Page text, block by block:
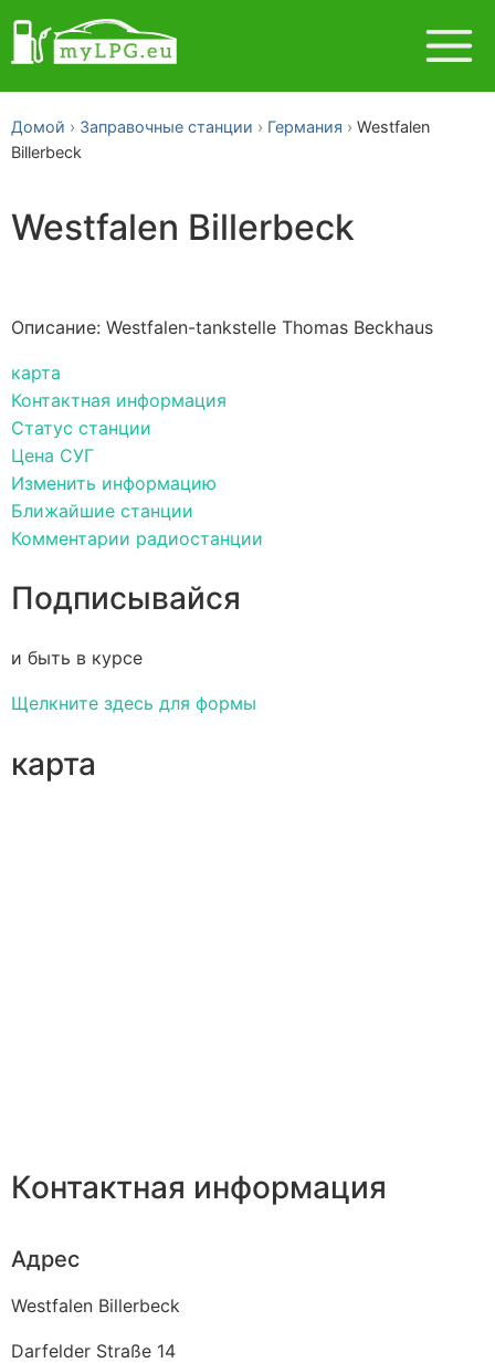
Домой Заправочные станции Германия
Westfalen
Billerbeck
Westfalen Billerbeck
Описание: Westfalen-tankstelle Thomas Beckhaus
карта
Контактная информация
Статус станции
Цена СУГ
Изменить информацию
Ближайшие станции
Комментарии радиостанции
Подписывайся
и быть в курсе
Щелкните здесь для формы
карта
Контактная информация
Адрес
Westfalen Billerbeck
Darfelder Straße 14